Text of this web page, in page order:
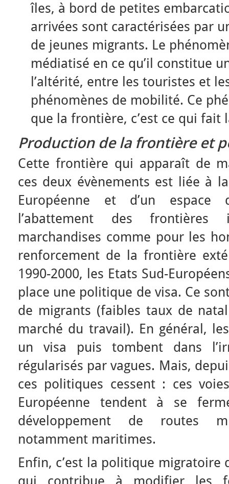
îles, à bord de petites
arrivées sont caractérisées par
de jeunes migrants. Le
médiatisé en ce qu’il constitue
l’altérité, entre les touristes et
phénomènes de mobilité. Ce
que la frontière, c’est ce qui fait
Production de la frontière et
Cette frontière qui apparaît de
ces deux évènements est liée à
Européenne et d’un
l’abattement des
marchandises comme pour les
renforcement de la frontière
1990-2000, les Etats Sud-
place une politique de visa. Ce
de migrants (faibles taux de
marché du travail). En général,
un visa puis tombent dans
régularisés par vagues. Mais,
ces politiques cessent : ces
Européenne tendent à se
développement de routes
notamment maritimes.
Enfin, c’est la politique
qui contribue à modifier les